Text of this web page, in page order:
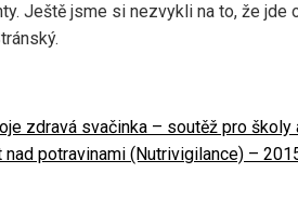
Ještě jsme si nezvykli na to, že jde
zdravá svačinka – soutěž pro
nad potravinami (Nutrivigilance) –